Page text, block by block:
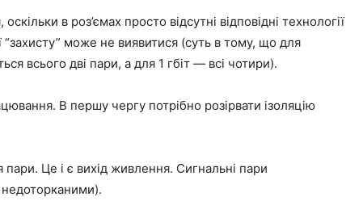
в роз’ємах просто відсутні відповідні технології
може не виявитися (суть в тому, що для
всього дві пари, а для 1 гбіт — всі чотири).
В першу чергу потрібно розірвати ізоляцію
пари. Це і є вихід живлення. Сигнальні пари